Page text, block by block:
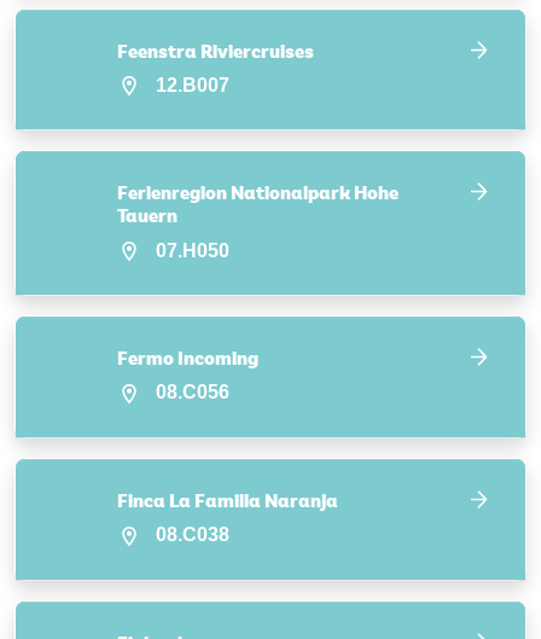
Feenstra Riviercruises
12.B007
Ferienregion Nationalpark Hohe
Tauern
07.H050
Fermo Incoming
08.C056
Finca La Familia Naranja
08.C038